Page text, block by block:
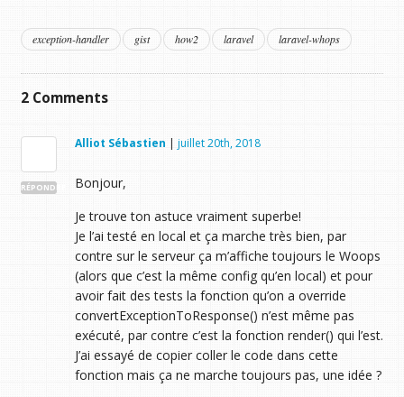
exception-handler gist how2 laravel laravel-whops
2Comments
RÉPONDRE
Alliot Sébastien | juillet 20th, 2018
Bonjour,
Je trouve ton astuce vraiment superbe!
Je l’ai testé en local et ça marche très bien, par
contre sur le serveur ça m’affiche toujours le Woops
(alors que c’est la même config qu’en local) et pour
avoir fait des tests la fonction qu’on a override
convertExceptionToResponse() n’est même pas
exécuté, par contre c’est la fonction render() qui l’est.
J’ai essayé de copier coller le code dans cette
fonction mais ça ne marche toujours pas, une idée ?